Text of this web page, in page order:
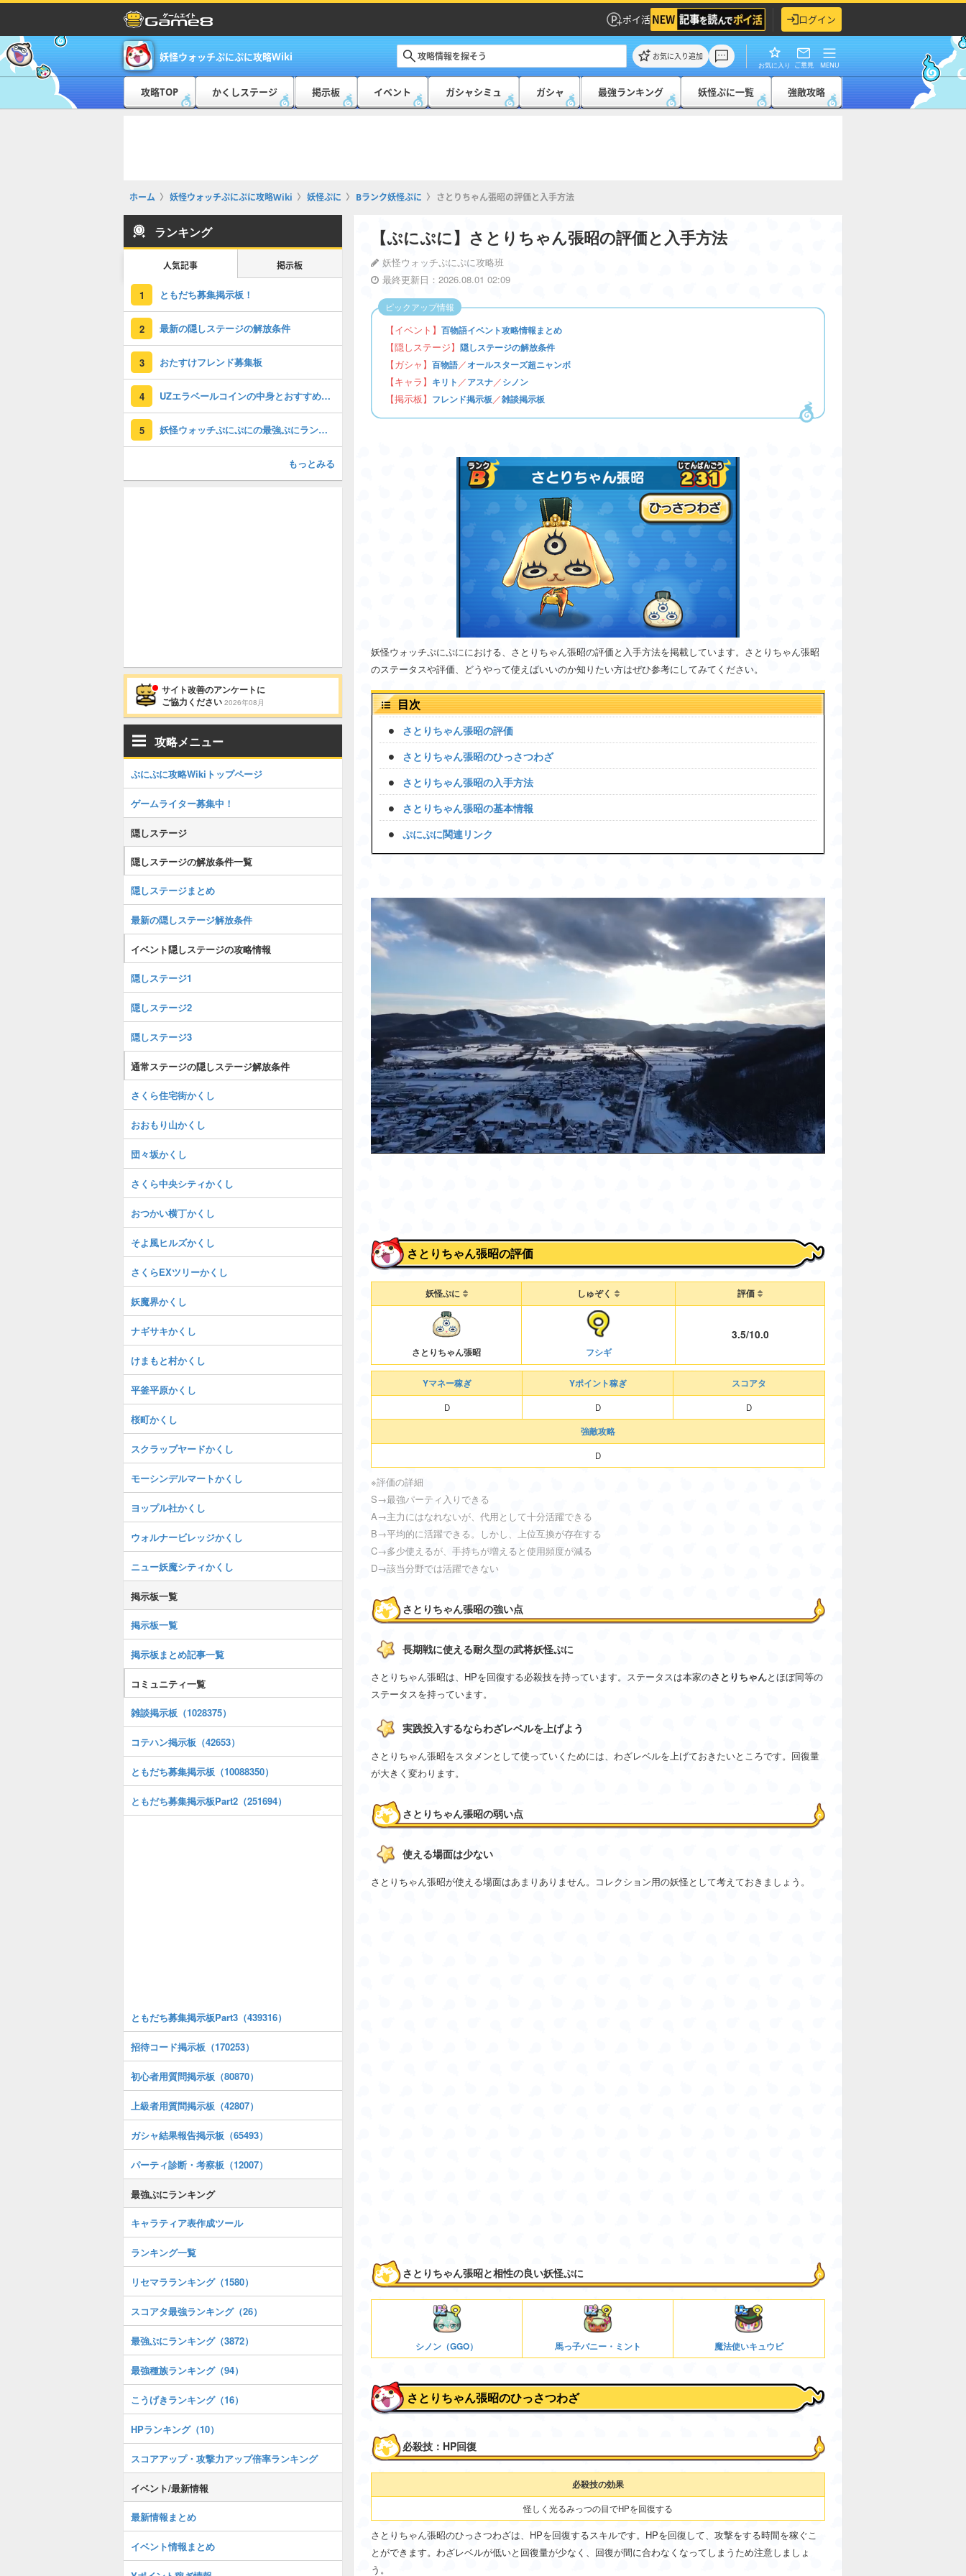
ポイ活 ログイン
妖怪ウォッチぷにぷに攻略Wiki お気に入り追加
お気に入り ご意見 MENU
攻略TOP かくしステージ 掲示板 イベント ガシャシミュ ガシャ 最強ランキング 妖怪ぷに一覧 強敵攻略
ホーム 妖怪ウォッチぷにぷに攻略Wiki 妖怪ぷに Bランク妖怪ぷに さとりちゃん張昭の評価と入手方法
【ぷにぷに】さとりちゃん張昭の評価と入手方法
妖怪ウォッチぷにぷに攻略班
最終更新日：2026.08.01 02:09
【イベント】 百物語イベント攻略情報まとめ
【隠しステージ】 隠しステージの解放条件
【ガシャ】 百物語／オールスターズ超ニャンボ
【キャラ】 キリト ／アスナ／シノン
【掲示板】 フレンド掲示板／雑談掲示板
ピックアップ情報
妖怪ウォッチぷにぷににおける、さとりちゃん張昭の評価と入手方法を掲載しています。さとりちゃん張昭
のステータスや評価、どうやって使えばいいのか知りたい方はぜひ参考にしてみてください。
目次
さとりちゃん張昭の評価
さとりちゃん張昭のひっさつわざ
さとりちゃん張昭の入手方法
さとりちゃん張昭の基本情報
ぷにぷに関連リンク
さとりちゃん張昭の評価
妖怪ぷに しゅぞく 評価
さとりちゃん張昭 フシギ
3.5/10.0
Yマネー稼ぎ Yポイント稼ぎ スコアタ
D D D
強敵攻略
D
※評価の詳細
S→最強パーティ入りできる
A→主力にはなれないが、代用として十分活躍できる
B→平均的に活躍できる。しかし、上位互換が存在する
C→多少使えるが、手持ちが増えると使用頻度が減る
D→該当分野では活躍できない
さとりちゃん張昭の強い点
長期戦に使える耐久型の武将妖怪ぷに
さとりちゃん張昭は、HPを回復する必殺技を持っています。ステータスは本家のさとりちゃんとほぼ同等の
ステータスを持っています。
実践投入するならわざレベルを上げよう
さとりちゃん張昭をスタメンとして使っていくためには、わざレベルを上げておきたいところです。回復量
が大きく変わります。
さとりちゃん張昭の弱い点
使える場面は少ない
さとりちゃん張昭が使える場面はあまりありません。コレクション用の妖怪として考えておきましょう。
さとりちゃん張昭と相性の良い妖怪ぷに
シノン（GGO） 馬っ子バニー・ミント 魔法使いキュウビ
さとりちゃん張昭のひっさつわざ
必殺技：HP回復
必殺技の効果
怪しく光るみっつの目でHPを回復する
さとりちゃん張昭のひっさつわざは、HPを回復するスキルです。HPを回復して、攻撃をする時間を稼ぐこ
とができます。わざレベルが低いと回復量が少なく、回復が間に合わなくなってしまうため注意しましょ
う。
ランキング
人気記事 掲示板
1 ともだち募集掲示板！
2 最新の隠しステージの解放条件
3 おたすけフレンド募集板
4 UZエラベールコインの中身とおすすめキャラ
5 妖怪ウォッチぷにぷにの最強ぷにランキング！
もっとみる
サイト改善のアンケートに
ご協力ください 2026年08月
攻略メニュー
ぷにぷに攻略Wikiトップページ
ゲームライター募集中！
隠しステージ
隠しステージの解放条件一覧
隠しステージまとめ
最新の隠しステージ解放条件
イベント隠しステージの攻略情報
隠しステージ1
隠しステージ2
隠しステージ3
通常ステージの隠しステージ解放条件
さくら住宅街かくし
おおもり山かくし
団々坂かくし
さくら中央シティかくし
おつかい横丁かくし
そよ風ヒルズかくし
さくらEXツリーかくし
妖魔界かくし
ナギサキかくし
けまもと村かくし
平釜平原かくし
桜町かくし
スクラップヤードかくし
モーシンデルマートかくし
ヨップル社かくし
ウォルナービレッジかくし
ニュー妖魔シティかくし
掲示板一覧
掲示板一覧
掲示板まとめ記事一覧
コミュニティ一覧
雑談掲示板（1028375）
コテハン掲示板（42653）
ともだち募集掲示板（10088350）
ともだち募集掲示板Part2（251694）
ともだち募集掲示板Part3（439316）
招待コード掲示板（170253）
初心者用質問掲示板（80870）
上級者用質問掲示板（42807）
ガシャ結果報告掲示板（65493）
パーティ診断・考察板（12007）
最強ぷにランキング
キャラティア表作成ツール
ランキング一覧
リセマラランキング（1580）
スコアタ最強ランキング（26）
最強ぷにランキング（3872）
最強種族ランキング（94）
こうげきランキング（16）
HPランキング（10）
スコアアップ・攻撃力アップ倍率ランキング
イベント/最新情報
最新情報まとめ
イベント情報まとめ